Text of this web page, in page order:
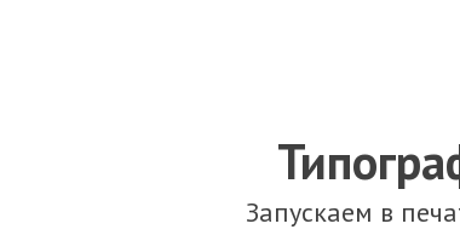
Запускаем в